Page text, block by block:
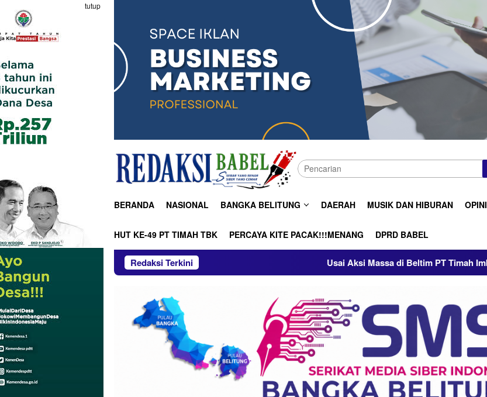
tutup
BERANDA NASIONAL BANGKA BELITUNG DAERAH MUSIK DAN HIBURAN OPINI
HUT KE-49 PT TIMAH TBK PERCAYA KITE PACAK!!!MENANG DPRD BABEL
Redaksi Terkini Usai Aksi Massa di Beltim PT Timah Imbau Hal Ini